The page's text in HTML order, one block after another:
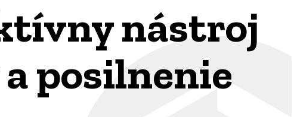
nástroj
posilnenie